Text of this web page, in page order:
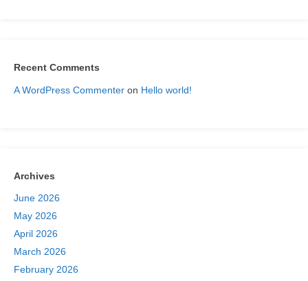
Recent Comments
A WordPress Commenter on Hello world!
Archives
June 2026
May 2026
April 2026
March 2026
February 2026